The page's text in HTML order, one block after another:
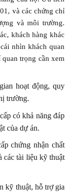
và các chứng chỉ
và môi trường.
khách hàng khác
nhìn khách quan
trọng cần xem
hoạt động, quy
trường.
có khả năng đáp
của dự án.
chứng nhận chất
các tài liệu kỹ thuật
kỹ thuật, hỗ trợ gia